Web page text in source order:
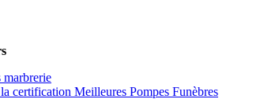
marbrerie
certification Meilleures Pompes Funèbres